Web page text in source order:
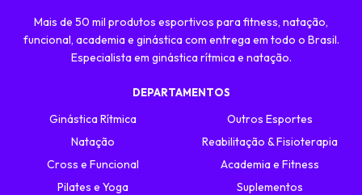
Mais de 50 mil produtos esportivos para fitness, natação,
funcional, academia e ginástica com entrega em todo o Brasil.
Especialista em ginástica rítmica e natação.
DEPARTAMENTOS
Ginástica Rítmica
Natação
Cross e Funcional
Pilates e Yoga
Outros Esportes
Reabilitação & Fisioterapia
Academia e Fitness
Suplementos